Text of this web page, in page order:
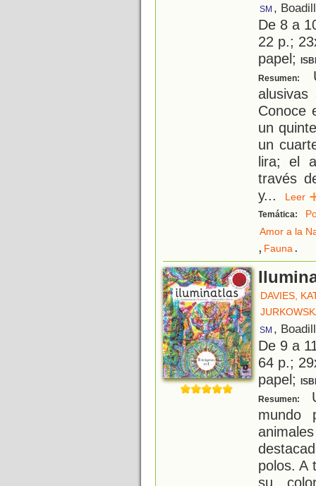
SM ,
De 8 a
22 p.;
papel;
Resumen:
Conoce
un
un
lira; el
través
y...
Temática:
Amor a la
, Fauna.
DAVIES,
SM ,
De 9 a
64 p.;
papel;
Resumen:
mundo
polos. A
su